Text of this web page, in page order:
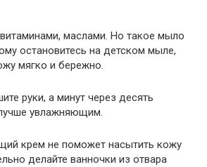
маслами. Но такое мыло
остановитесь на детском мыле,
мягко и бережно.
руки, а минут через десять
увлажняющим.
крем не поможет насытить кожу
делайте ванночки из отвара